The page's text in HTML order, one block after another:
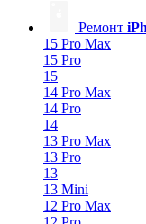
Ремонт
15 Pro Max
15 Pro
15
14 Pro Max
14 Pro
14
13 Pro Max
13 Pro
13
13 Mini
12 Pro Max